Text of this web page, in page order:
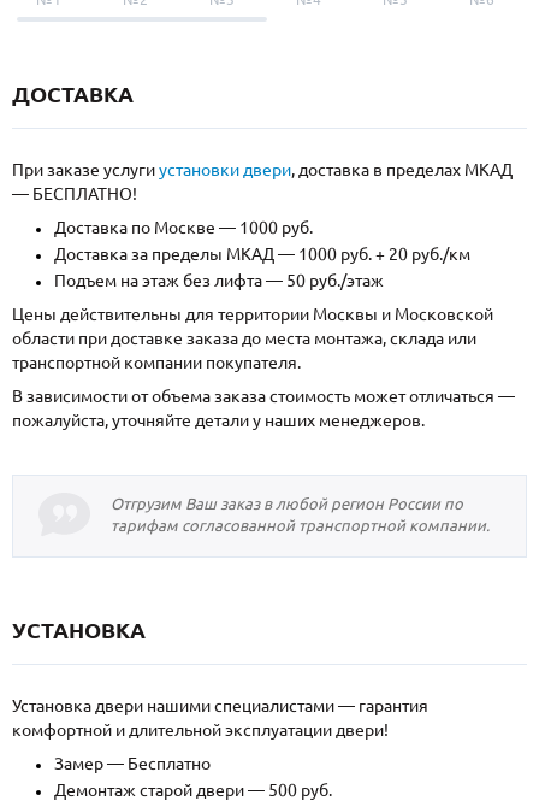
ДОСТАВКА
При заказе услугиустановки двери, доставка в пределах МКАД
— БЕСПЛАТНО!
Доставка по Москве — 1000 руб.
Доставка за пределы МКАД — 1000 руб. + 20 руб./км
Подъем на этаж без лифта — 50 руб./этаж
Цены действительны для территории Москвы и Московской
области при доставке заказа до места монтажа, склада или
транспортной компании покупателя.
В зависимости от объема заказа стоимость может отличаться —
пожалуйста, уточняйте детали у наших менеджеров.
Отгрузим Ваш заказ в любой регион России по
тарифам согласованной транспортной компании.
УСТАНОВКА
Установка двери нашими специалистами — гарантия
комфортной и длительной эксплуатации двери!
Замер — Бесплатно
Демонтаж старой двери — 500 руб.